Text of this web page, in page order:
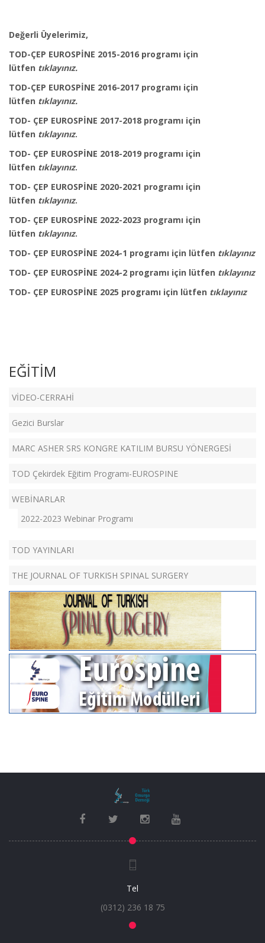
Değerli Üyelerimiz,
TOD-ÇEP EUROSPİNE 2015-2016 programı için
lütfen tıklayınız.
TOD-ÇEP EUROSPİNE 2016-2017 programı için
lütfen tıklayınız.
TOD- ÇEP EUROSPİNE 2017-2018 programı için
lütfen tıklayınız.
TOD- ÇEP EUROSPİNE 2018-2019 programı için
lütfen tıklayınız.
TOD- ÇEP EUROSPİNE 2020-2021 programı için
lütfen tıklayınız.
TOD- ÇEP EUROSPİNE 2022-2023 programı için
lütfen tıklayınız.
TOD- ÇEP EUROSPİNE 2024-1 programı için lütfen tıklayınız
TOD- ÇEP EUROSPİNE 2024-2 programı için lütfen tıklayınız
TOD- ÇEP EUROSPİNE 2025 programı için lütfen tıklayınız
EĞİTİM
VİDEO-CERRAHİ
Gezici Burslar
MARC ASHER SRS KONGRE KATILIM BURSU YÖNERGESİ
TOD Çekirdek Eğitim Programı-EUROSPINE
WEBİNARLAR
2022-2023 Webinar Programı
TOD YAYINLARI
THE JOURNAL OF TURKISH SPINAL SURGERY
Tel
(0312) 236 18 75